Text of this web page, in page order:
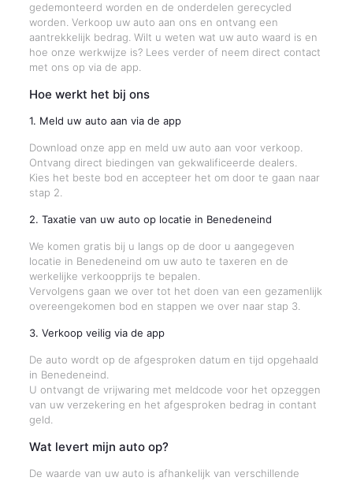
gedemonteerd worden en de onderdelen gerecycled
worden. Verkoop uw auto aan ons en ontvang een
aantrekkelijk bedrag. Wilt u weten wat uw auto waard is en
hoe onze werkwijze is? Lees verder of neem direct contact
met ons op via de app.
Hoe werkt het bij ons
1. Meld uw auto aan via de app
Download onze app en meld uw auto aan voor verkoop.
Ontvang direct biedingen van gekwalificeerde dealers.
Kies het beste bod en accepteer het om door te gaan naar
stap 2.
2. Taxatie van uw auto op locatie in Benedeneind
We komen gratis bij u langs op de door u aangegeven
locatie in Benedeneind om uw auto te taxeren en de
werkelijke verkoopprijs te bepalen.
Vervolgens gaan we over tot het doen van een gezamenlijk
overeengekomen bod en stappen we over naar stap 3.
3. Verkoop veilig via de app
De auto wordt op de afgesproken datum en tijd opgehaald
in Benedeneind.
U ontvangt de vrijwaring met meldcode voor het opzeggen
van uw verzekering en het afgesproken bedrag in contant
geld.
Wat levert mijn auto op?
De waarde van uw auto is afhankelijk van verschillende